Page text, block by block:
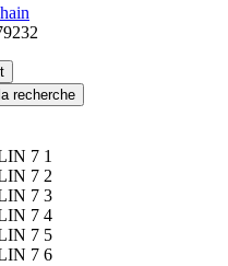
recherche